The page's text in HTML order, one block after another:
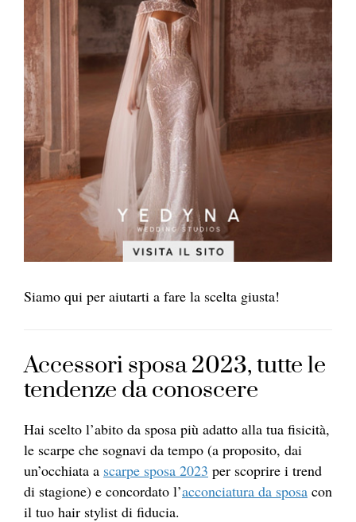
Siamo qui per aiutarti a fare la scelta giusta!
Accessori sposa 2023, tutte le
tendenze da conoscere
Hai scelto l’abito da sposa più adatto alla tua fisicità,
le scarpe che sognavi da tempo (a proposito, dai
un’occhiata a scarpe sposa 2023 per scoprire i trend
di stagione) e concordato l’acconciatura da sposa con
il tuo hair stylist di fiducia.